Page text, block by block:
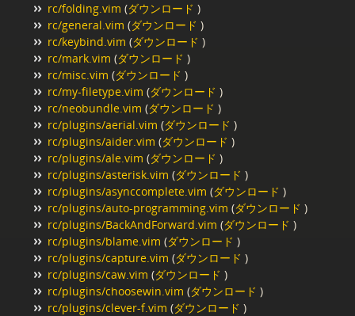
rc/folding.vim (ダウンロード )
rc/general.vim (ダウンロード )
rc/keybind.vim (ダウンロード )
rc/mark.vim (ダウンロード )
rc/misc.vim (ダウンロード )
rc/my-filetype.vim (ダウンロード )
rc/neobundle.vim (ダウンロード )
rc/plugins/aerial.vim (ダウンロード )
rc/plugins/aider.vim (ダウンロード )
rc/plugins/ale.vim (ダウンロード )
rc/plugins/asterisk.vim (ダウンロード )
rc/plugins/asynccomplete.vim (ダウンロード )
rc/plugins/auto-programming.vim (ダウンロード )
rc/plugins/BackAndForward.vim (ダウンロード )
rc/plugins/blame.vim (ダウンロード )
rc/plugins/capture.vim (ダウンロード )
rc/plugins/caw.vim (ダウンロード )
rc/plugins/choosewin.vim (ダウンロード )
rc/plugins/clever-f.vim (ダウンロード )